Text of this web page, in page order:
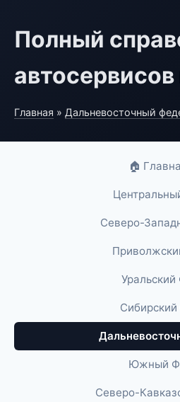
Полный
Главная » Дальневосточный
🏠
Северо-
Южный
Северо-